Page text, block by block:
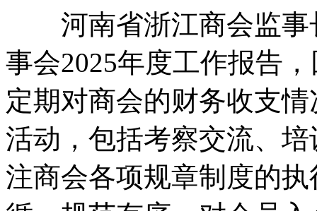
河南省浙江商会监事
事会2025年度工作报告
定期对商会的财务收支
活动，包括考察交流、
注商会各项规章制度的